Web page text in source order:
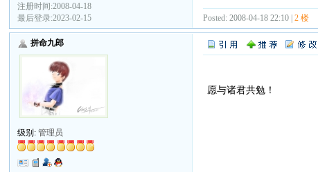
注册时间:2008-04-18
最后登录:2023-02-15
Posted: 2008-04-18 22:10 |2 楼
拼命九郎
级别:管理员
愿与诸君共勉！